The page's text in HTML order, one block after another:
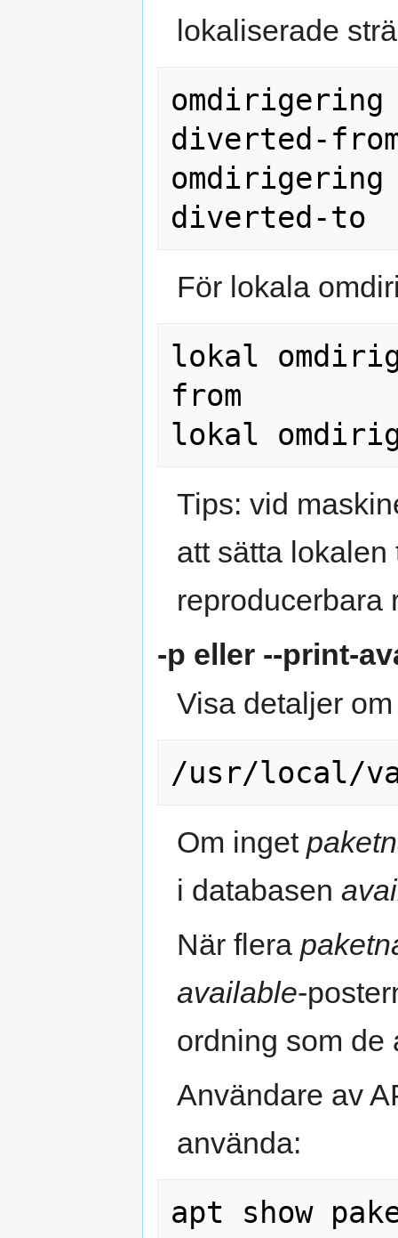
lokaliserade
omdirigering
diverted-
För lokala
lokal
from
Tips: vid
att sätta
reproducerbara
-p eller --print-
Visa detaljer
Om inget
i databasen
När flera
available-
ordning som de
Användare av
använda: